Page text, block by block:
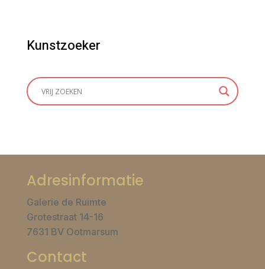
Kunstzoeker
Adresinformatie
Galerie de Ruimte
Grotestraat 14-16
7631 BV Ootmarsum
Contact